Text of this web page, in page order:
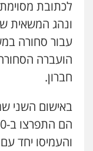
לכתובת
הועברה
חברון.
באישום השני